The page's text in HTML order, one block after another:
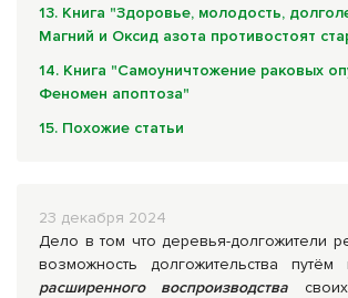
23 декабря 2024
Дело в том что деревья-долгожители
возможность долгожительства путём
расширенного воспроизводства
13. Книга "Здоровье, молодость,
Магний и Оксид азота противостоят
14. Книга "Самоуничтожение раковых
Феномен апоптоза"
15. Похожие статьи